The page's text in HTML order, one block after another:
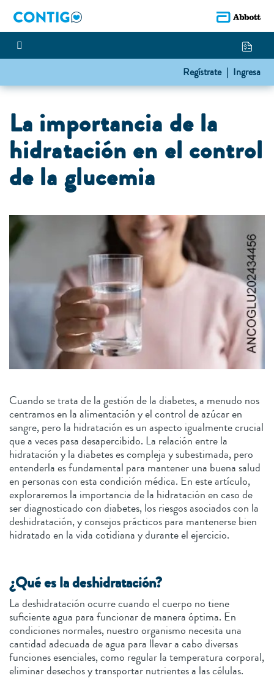
Regístrate | Ingresa
La importancia de la
hidratación en el control
de la glucemia
Cuando se trata de la gestión de la diabetes, a menudo nos
centramos en la alimentación y el control de azúcar en
sangre, pero la hidratación es un aspecto igualmente crucial
que a veces pasa desapercibido. La relación entre la
hidratación y la diabetes es compleja y subestimada, pero
entenderla es fundamental para mantener una buena salud
en personas con esta condición médica. En este artículo,
exploraremos la importancia de la hidratación en caso de
ser diagnosticado con diabetes, los riesgos asociados con la
deshidratación, y consejos prácticos para mantenerse bien
hidratado en la vida cotidiana y durante el ejercicio.
¿Qué es la deshidratación?
La deshidratación ocurre cuando el cuerpo no tiene
suficiente agua para funcionar de manera óptima. En
condiciones normales, nuestro organismo necesita una
cantidad adecuada de agua para llevar a cabo diversas
funciones esenciales, como regular la temperatura corporal,
eliminar desechos y transportar nutrientes a las células.